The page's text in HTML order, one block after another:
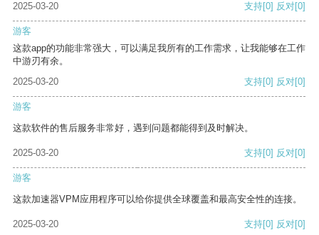
2025-03-20
支持[0] 反对[0]
游客
这款app的功能非常强大，可以满足我所有的工作需求，让我能够在工作
中游刃有余。
2025-03-20
支持[0] 反对[0]
游客
这款软件的售后服务非常好，遇到问题都能得到及时解决。
2025-03-20 支持[0] 反对[0]
游客
这款加速器VPM应用程序可以给你提供全球覆盖和最高安全性的连接。
2025-03-20 支持[0] 反对[0]